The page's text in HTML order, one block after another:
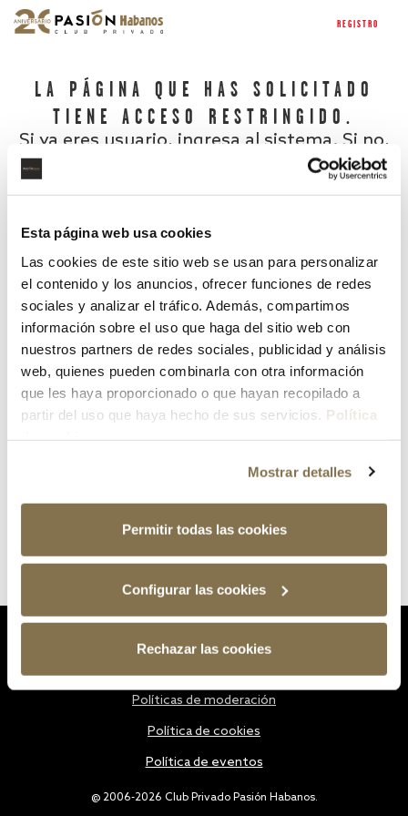
Esta página web usa cookies
Las cookies de este sitio web se usan para personalizar
el contenido y los anuncios, ofrecer funciones de redes
sociales y analizar el tráfico. Además, compartimos
información sobre el uso que haga del sitio web con
nuestros partners de redes sociales, publicidad y análisis
web, quienes pueden combinarla con otra información
que les haya proporcionado o que hayan recopilado a
partir del uso que haya hecho de sus servicios. Política
Mostrar detalles
Permitir todas las cookies
Configurar las cookies
Rechazar las cookies
REGISTRO
LA PÁGINA QUE HAS SOLICITADO
TIENE ACCESO RESTRINGIDO.
Si ya eres usuario, ingresa al sistema. Si no,
¿Has olvidado tu contraseña?
@ 2006-2026 Club Privado Pasión Habanos.
Políticas de moderación
Política de cookies
Política de eventos